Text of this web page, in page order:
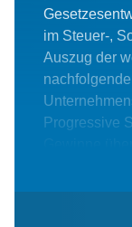
im Steuer-,
Auszug der
Progressive